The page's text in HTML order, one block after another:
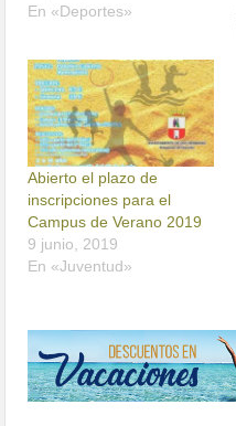
En «Deportes»
Abierto el plazo de
inscripciones para el
Campus de Verano 2019
9 junio, 2019
En «Juventud»